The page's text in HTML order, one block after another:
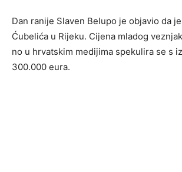
Dan ranije Slaven Belupo je objavio da
Ćubelića u Rijeku. Cijena mladog
no u hrvatskim medijima spekulira se s
300.000 eura.